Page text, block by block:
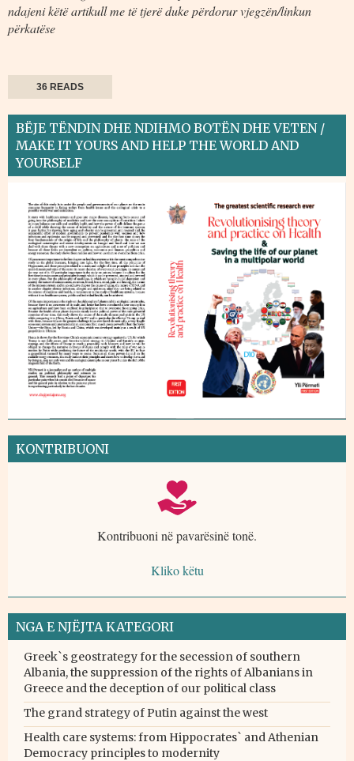
ndajeni këtë artikull me të tjerë duke përdorur vjegzën/linkun
përkatëse
36 READS
BËJE TËNDIN DHE NDIHMO BOTËN DHE VETEN /
MAKE IT YOURS AND HELP THE WORLD AND
YOURSELF
KONTRIBUONI
Kontribuoni në pavarësinë tonë.
Kliko këtu
NGA E NJËJTA KATEGORI
Greek`s geostrategy for the secession of southern
Albania, the suppression of the rights of Albanians in
Greece and the deception of our political class
The grand strategy of Putin against the west
Health care systems: from Hippocrates` and Athenian
Democracy principles to modernity